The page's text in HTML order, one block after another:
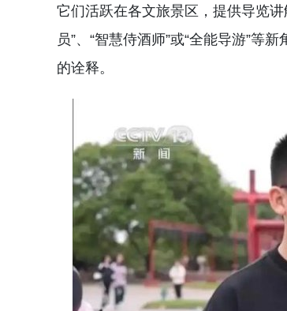
它们活跃在各文旅景区，提供导览
员”、“智慧侍酒师”或“全能导游”等
的诠释。